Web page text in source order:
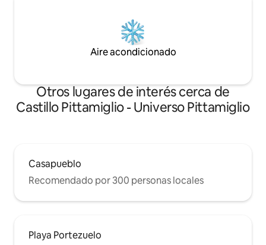
Aire acondicionado
Otros lugares de interés cerca de
Castillo Pittamiglio - Universo Pittamiglio
Casapueblo
Recomendado por 300 personas locales
Playa Portezuelo